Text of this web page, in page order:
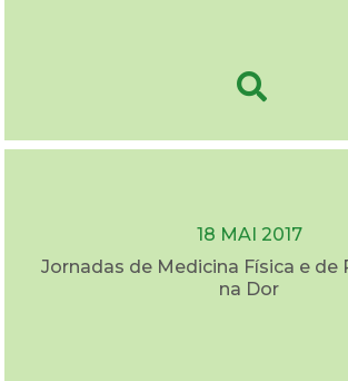
18 MAI 2017
Jornadas de Medicina Física e de
na Dor